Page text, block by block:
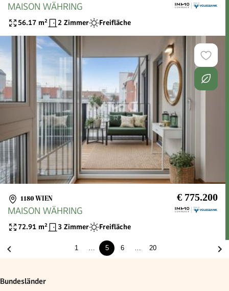
MAISON WÄHRING
56.17 m² 2 Zimmer Freifläche
1180 WIEN € 775.200
MAISON WÄHRING
72.91 m² 3 Zimmer Freifläche
1 5 6 20
Bundesländer